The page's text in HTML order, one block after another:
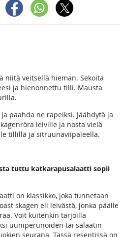
niitä veitsellä hieman. Sekoita
ja hienonnettu tilli. Mausta
paahda ne rapeiksi. Jäähdytä ja
leiville ja nosta vielä
tillillä ja sitruunaviipaleella.
tuttu katkarapusalaatti sopii
on klassikko, joka tunnetaan
skagen eli leivästä, jonka päälle
Voit kuitenkin tarjoilla
uuniperunoiden tai salaatin
seurana. Tässä reseptissä on